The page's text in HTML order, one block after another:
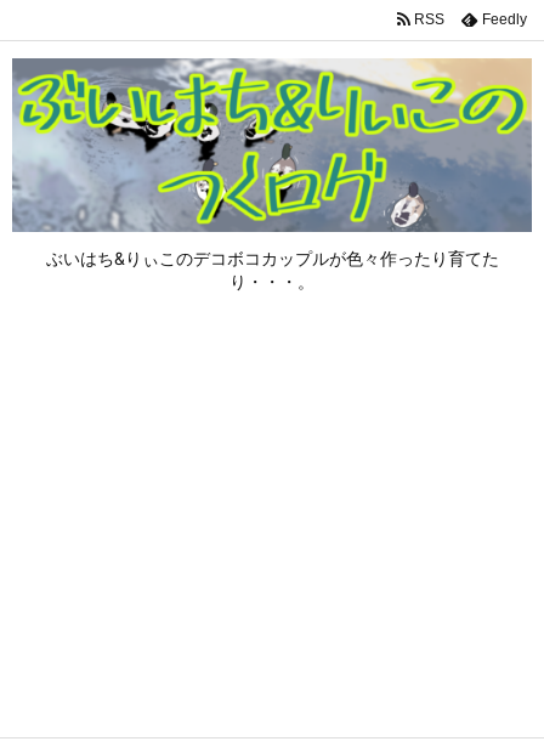
ぶいはち&りぃこのデコボコカップルが色々作ったり育てた
り・・・。
RSS Feedly